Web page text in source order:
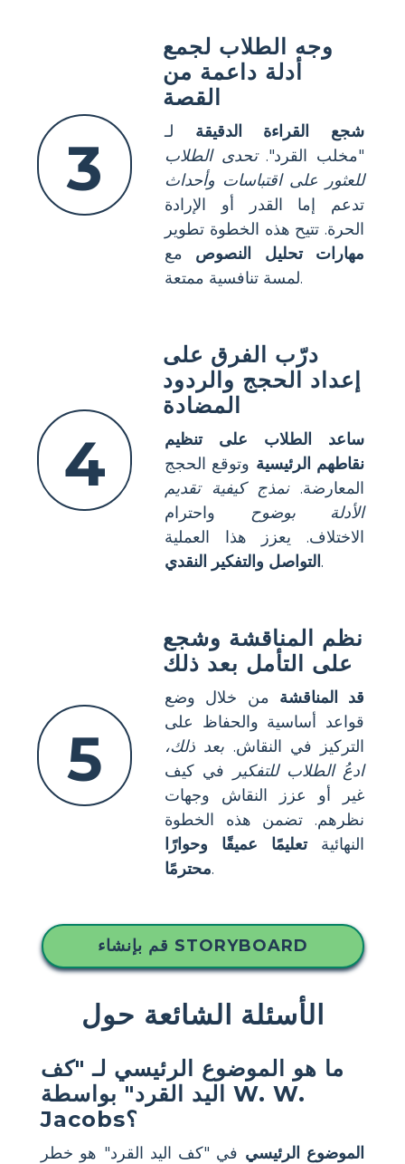
3
وجه الطلاب لجمع
أدلة داعمة من
القصة
شجع القراءة الدقيقة لـ
"مخلب القرد".تحدى الطلاب
للعثور على اقتباسات وأحداث
تدعم إما القدر أو الإرادة
الحرة. تتيح هذه الخطوة تطوير
مهارات تحليل النصوص مع
لمسة تنافسية ممتعة.
4
درّب الفرق على
إعداد الحجج والردود
المضادة
ساعد الطلاب على تنظيم
نقاطهم الرئيسية وتوقع الحجج
المعارضة.نمذج كيفية تقديم
الأدلة بوضوح
واحترام
الاختلاف. يعزز هذا العملية
التواصل والتفكير النقدي .
5
نظم المناقشة وشجع
على التأمل بعد ذلك
قد المناقشة من خلال وضع
قواعد أساسية والحفاظ على
التركيز في النقاش. بعد ذلك،
ادعُ الطلاب للتفكير
في كيف
غير أو عزز النقاش وجهات
نظرهم. تضمن هذه الخطوة
النهائيةتعليمًا عميقًا وحوارًا
محترمًا.
قم بإنشاء STORYBOARD
الأسئلة الشائعة حول
ما هو الموضوع الرئيسي لـ "كف
اليد القرد" بواسطة W. W.
Jacobs؟
الموضوع الرئيسي في "كف اليد القرد" هو خطر